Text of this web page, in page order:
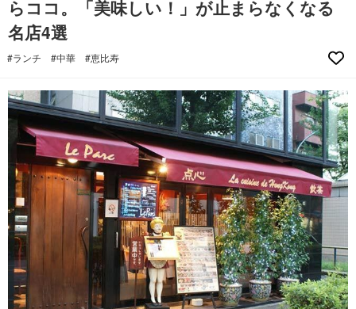
らココ。「美味しい！」が止まらなくなる
名店4選
#ランチ #中華 #恵比寿